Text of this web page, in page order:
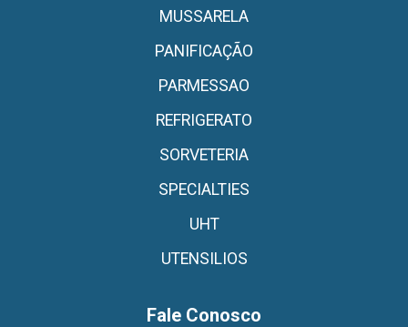
MUSSARELA
PANIFICAÇÃO
PARMESSAO
REFRIGERATO
SORVETERIA
SPECIALTIES
UHT
UTENSILIOS
Fale Conosco